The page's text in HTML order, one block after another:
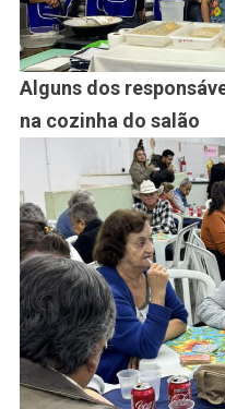
Alguns dos
na cozinha do salão